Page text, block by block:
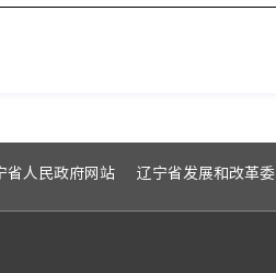
省人民政府网站 辽宁省发展和改革委